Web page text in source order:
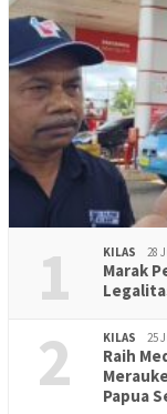
1 KILAS 28
Marak
2 KILAS 25
Raih
Papua